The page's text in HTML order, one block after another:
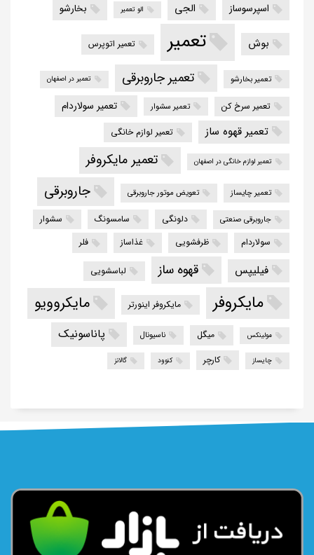
اسپرسوساز الجی الو تعمیر بخارشو
بوش تعمیر تعمیر اتوپرس
تعمیر بخارشو تعمیر جاروبرقی تعمیر در اصفهان
تعمیر سرخ کن تعمیر سشوار تعمیر سولاردام
تعمیر قهوه ساز تعمیر لوازم خانگی
تعمیر لوازم خانگی در اصفهان تعمیر مایکروفر
تعمیر چایساز تعویض موتور جاروبرقی جاروبرقی
جاروبرقی صنعتی دلونگی سامسونگ
سشوار
سولاردام
ظرفشویی غذاساز فلر
فیلیپس قهوه ساز لباسشویی
مایکروفر مایکروفر اینورتر مایکروویو
مولینکس میگل ناسیونال پاناسونیک
چایساز کارچر کنوود گالانز